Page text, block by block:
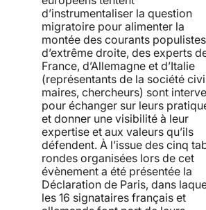
d’instrumentaliser la question
migratoire pour alimenter la
montée des courants
d’extrême droite, des experts
France, d’Allemagne et d’Italie
(représentants de la société
maires, chercheurs) sont
pour échanger sur leurs
et donner une visibilité à leur
expertise et aux valeurs qu’ils
défendent. À l’issue des cinq
rondes organisées lors de cet
évènement a été présentée la
Déclaration de Paris, dans
les 16 signataires français et